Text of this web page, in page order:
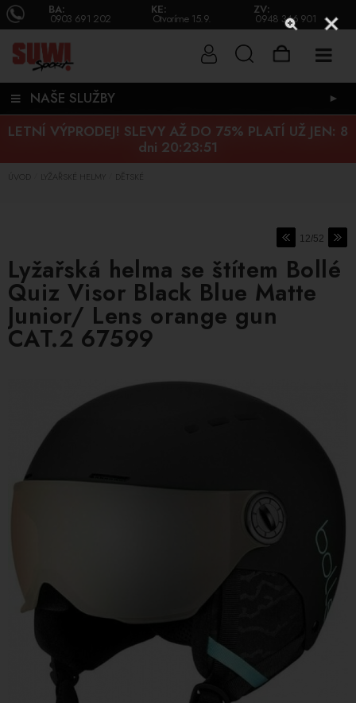
BA:
0903 691 202
KE:
Otvoríme 15.9.
ZV:
0948 346 901
NAŠE SLUŽBY ►
LETNÍ VÝPRODEJ! SLEVY AŽ DO 75% PLATÍ UŽ JEN: 8
dni 20:23:50
ÚVOD LYŽAŘSKÉ HELMY DĚTSKÉ
12/52
Lyžařská helma se štítem Bollé
Quiz Visor Black Blue Matte
Junior/ Lens orange gun
CAT.2 67599